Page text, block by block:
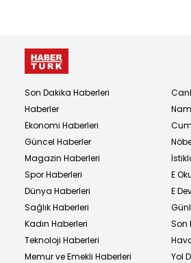
Son Dakika Haberleri
Haberler
Ekonomi Haberleri
Güncel Haberler
Magazin Haberleri
Spor Haberleri
Dünya Haberleri
Sağlık Haberleri
Kadın Haberleri
Teknoloji Haberleri
Memur ve Emekli Haberleri
E
E
Son
Yol